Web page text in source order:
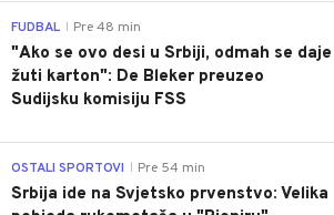
FUDBAL Pre 48 min
"Ako se ovo desi u Srbiji, odmah se daje
žuti karton": De Bleker preuzeo
Sudijsku komisiju FSS
OSTALI SPORTOVI Pre 54 min
Srbija ide na Svjetsko prvenstvo: Velika